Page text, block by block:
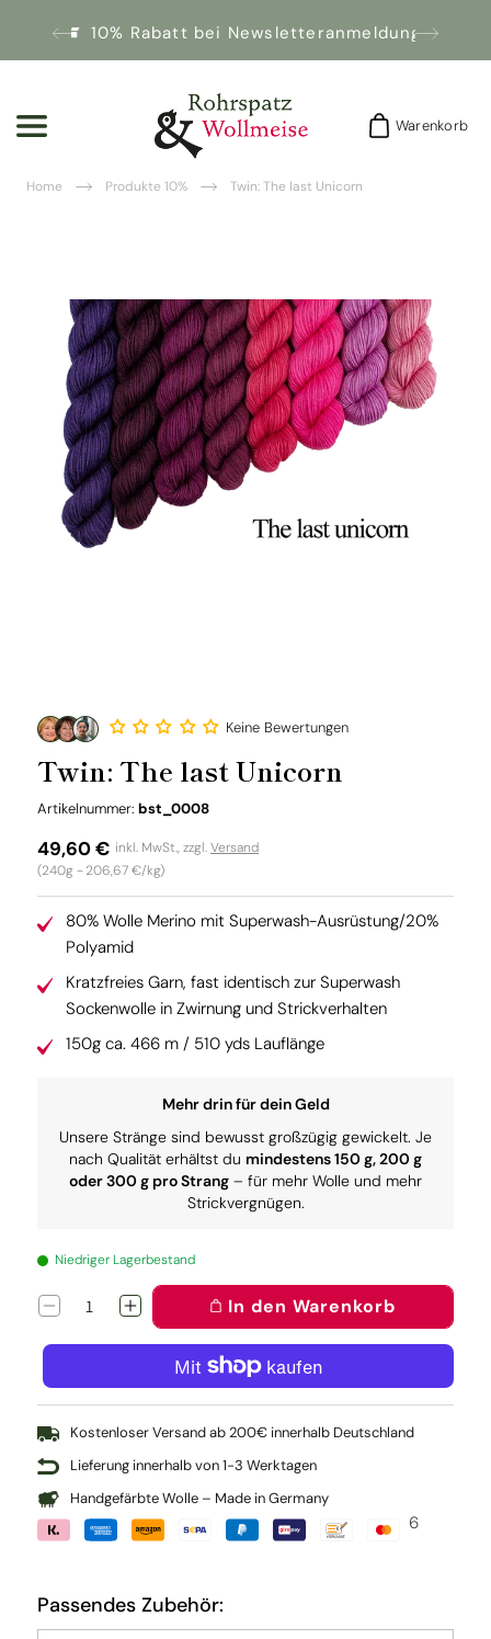
10% Rabatt bei Newsletteranmeldung!
Warenkorb
Warenkorb
Home Produkte 10% Twin: The last Unicorn
Keine Bewertungen
Twin: The last Unicorn
Artikelnummer: SKU:
bst_0008
Normaler
Preis
49,60 €
(240g - Grundpreis
206,67 €/kg)
inkl. MwSt., zzgl.Versand
80% Wolle Merino mit Superwash-Ausrüstung/20%
Polyamid
Kratzfreies Garn, fast identisch zur Superwash
Sockenwolle in Zwirnung und Strickverhalten
150g ca. 466 m / 510 yds Lauflänge
Mehr drin für dein Geld
Unsere Stränge sind bewusst großzügig gewickelt. Je
nach Qualität erhältst du mindestens 150 g, 200 g
oder 300 g pro Strang – für mehr Wolle und mehr
Strickvergnügen.
Niedriger Lagerbestand
Verringere
Twin:
last
Erhöhe
Twin:
last
In den Warenkorb
Kostenloser Versand ab 200€ innerhalb Deutschland
Lieferung innerhalb von 1-3 Werktagen
Handgefärbte Wolle – Made in Germany
6
Passendes Zubehör: